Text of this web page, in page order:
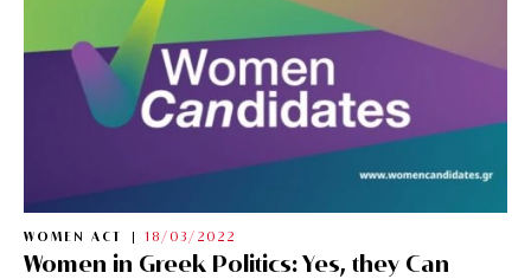
WOMEN ACT 18/03/2022
Women in Greek Politics: Yes, they Can